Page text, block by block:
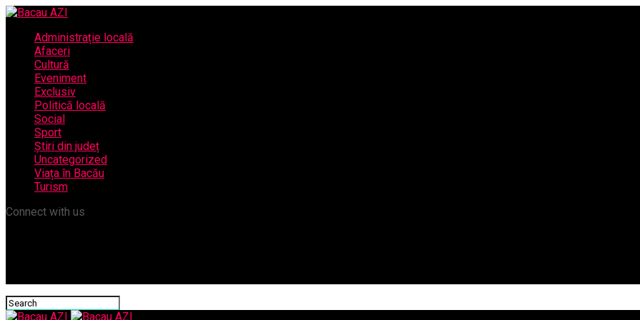
Administrație locală
Afaceri
Cultură
Eveniment
Exclusiv
Politică locală
Social
Sport
Știri din județ
Uncategorized
Viața în Bacău
Turism
Connect with us